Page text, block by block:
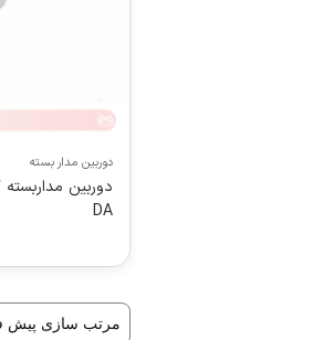
دوربین مدار بسته
DA